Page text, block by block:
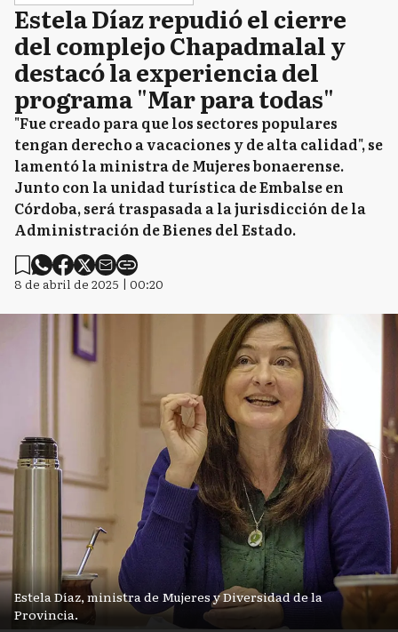
Estela Díaz repudió el cierre
del complejo Chapadmalal y
destacó la experiencia del
programa "Mar para todas"
"Fue creado para que los sectores populares
tengan derecho a vacaciones y de alta calidad", se
lamentó la ministra de Mujeres bonaerense.
Junto con la unidad turística de Embalse en
Córdoba, será traspasada a la jurisdicción de la
Administración de Bienes del Estado.
8 de abril de 2025 | 00:20
Estela Díaz, ministra de Mujeres y Diversidad de la
Provincia.